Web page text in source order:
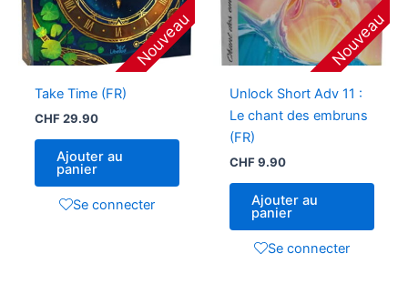
Nouveau
Take Time (FR)
CHF29.90
Ajouter au
panier
Se connecter
Nouveau
Unlock Short Adv 11 :
Le chant des embruns
(FR)
CHF9.90
Ajouter au
panier
Se connecter